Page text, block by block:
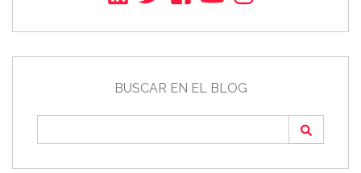
BUSCAR EN EL BLOG